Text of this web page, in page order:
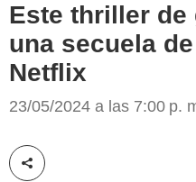
Este thriller de
una secuela
Netflix
23/05/2024 a las 7:00 p.
Compartir esta noticia